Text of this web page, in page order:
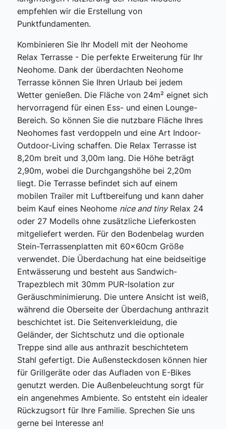
empfehlen wir die Erstellung von
Punktfundamenten.
Kombinieren Sie Ihr Modell mit der Neohome
Relax Terrasse - Die perfekte Erweiterung für Ihr
Neohome. Dank der überdachten Neohome
Terrasse können Sie Ihren Urlaub bei jedem
Wetter genießen. Die Fläche von 24m² eignet sich
hervorragend für einen Ess- und einen Lounge-
Bereich. So können Sie die nutzbare Fläche Ihres
Neohomes fast verdoppeln und eine Art Indoor-
Outdoor-Living schaffen. Die Relax Terrasse ist
8,20m breit und 3,00m lang. Die Höhe beträgt
2,90m, wobei die Durchgangshöhe bei 2,20m
liegt. Die Terrasse befindet sich auf einem
mobilen Trailer mit Luftbereifung und kann daher
beim Kauf eines Neohome nice and tinyRelax 24
oder 27 Modells ohne zusätzliche Lieferkosten
mitgeliefert werden. Für den Bodenbelag wurden
Stein-Terrassenplatten mit 60x60cm Größe
verwendet. Die Überdachung hat eine beidseitige
Entwässerung und besteht aus Sandwich-
Trapezblech mit 30mm PUR-Isolation zur
Geräuschminimierung. Die untere Ansicht ist weiß,
während die Oberseite der Überdachung anthrazit
beschichtet ist. Die Seitenverkleidung, die
Geländer, der Sichtschutz und die optionale
Treppe sind alle aus anthrazit beschichtetem
Stahl gefertigt. Die Außensteckdosen können hier
für Grillgeräte oder das Aufladen von E-Bikes
genutzt werden. Die Außenbeleuchtung sorgt für
ein angenehmes Ambiente. So entsteht ein idealer
Rückzugsort für Ihre Familie. Sprechen Sie uns
gerne bei Interesse an!